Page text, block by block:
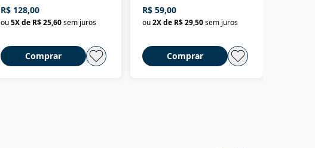
Civilização material
R$ 128,00
ou5X de R$ 25,60sem juros
Comprar
selvagem
R$ 59,00
ou2X de R$ 29,50sem juros
Comprar